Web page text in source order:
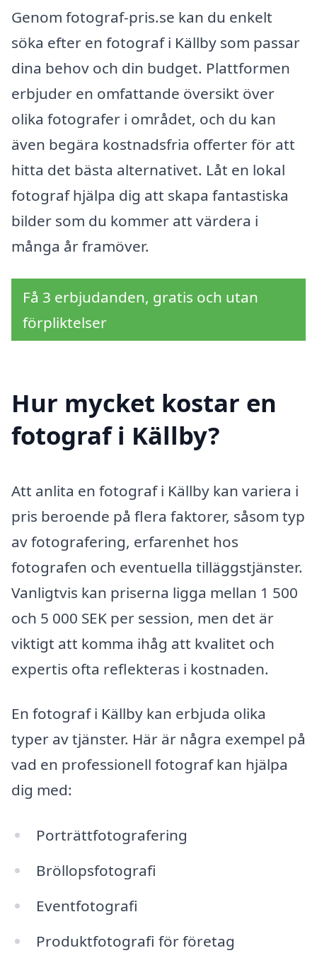
Genom fotograf-pris.se kan du enkelt
söka efter en fotograf i Källby som passar
dina behov och din budget. Plattformen
erbjuder en omfattande översikt över
olika fotografer i området, och du kan
även begära kostnadsfria offerter för att
hitta det bästa alternativet. Låt en lokal
fotograf hjälpa dig att skapa fantastiska
bilder som du kommer att värdera i
många år framöver.
Få 3 erbjudanden, gratis och utan
förpliktelser
Hur mycket kostar en
fotograf i Källby?
Att anlita en fotograf i Källby kan variera i
pris beroende på flera faktorer, såsom typ
av fotografering, erfarenhet hos
fotografen och eventuella tilläggstjänster.
Vanligtvis kan priserna ligga mellan 1 500
och 5 000 SEK per session, men det är
viktigt att komma ihåg att kvalitet och
expertis ofta reflekteras i kostnaden.
En fotograf i Källby kan erbjuda olika
typer av tjänster. Här är några exempel på
vad en professionell fotograf kan hjälpa
dig med:
Porträttfotografering
Bröllopsfotografi
Eventfotografi
Produktfotografi för företag